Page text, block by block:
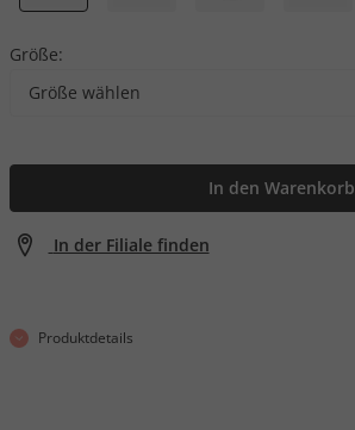
Größe:
Größe wählen
In den Warenkorb
In der Filiale finden
Produktdetails